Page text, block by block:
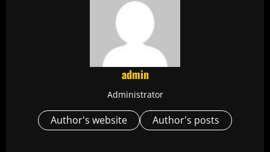
admin
Administrator
Author's website Author's posts